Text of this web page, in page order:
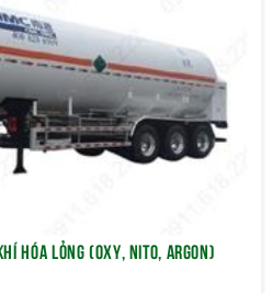
HÓA LỎNG (OXY, NITO, ARGON)